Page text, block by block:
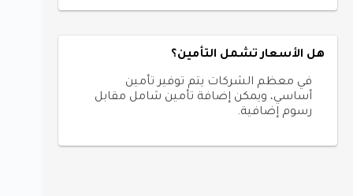
هل الأسعار تشمل التأمين؟
في معظم الشركات يتم توفير تأمين
أساسي، ويمكن إضافة تأمين شامل مقابل
رسوم إضافية.